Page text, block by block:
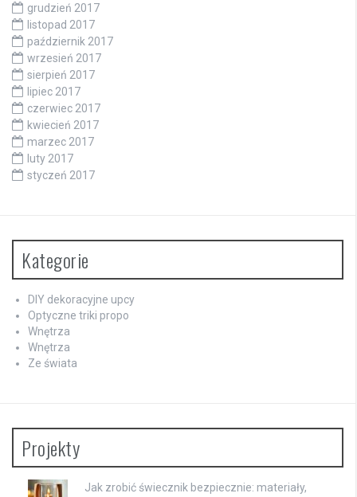
grudzień 2017
listopad 2017
październik 2017
wrzesień 2017
sierpień 2017
lipiec 2017
czerwiec 2017
kwiecień 2017
marzec 2017
luty 2017
styczeń 2017
Kategorie
DIY dekoracyjne upcy
Optyczne triki propo
Wnętrza
Wnętrza
Ze świata
Projekty
Jak zrobić świecznik bezpiecznie: materiały,